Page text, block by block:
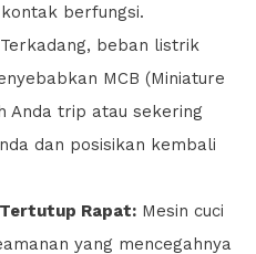
berfungsi.
Terkadang, beban listrik
MCB (Miniature
Anda trip atau sekering
dan posisikan kembali
Rapat: Mesin cuci
yang mencegahnya